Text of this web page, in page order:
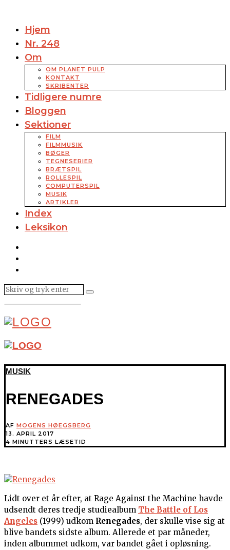
Hjem
Nr. 248
Om
OM PLANET PULP
KONTAKT
SKRIBENTER
Tidligere numre
Bloggen
Sektioner
FILM
FILMMUSIK
BØGER
TEGNESERIER
BRÆTSPIL
ROLLESPIL
COMPUTERSPIL
MUSIK
ARTIKLER
Index
Leksikon
MUSIK
RENEGADES
AF MOGENS HØEGSBERG
13. APRIL 2017
4 MINUTTERS LÆSETID
Lidt over et år efter, at Rage Against the Machine havde
udsendt deres tredje studiealbum The Battle of Los
Angeles (1999) udkom Renegades, der skulle vise sig at
blive bandets sidste album. Allerede et par måneder,
inden albummet udkom, var bandet gået i opløsning.